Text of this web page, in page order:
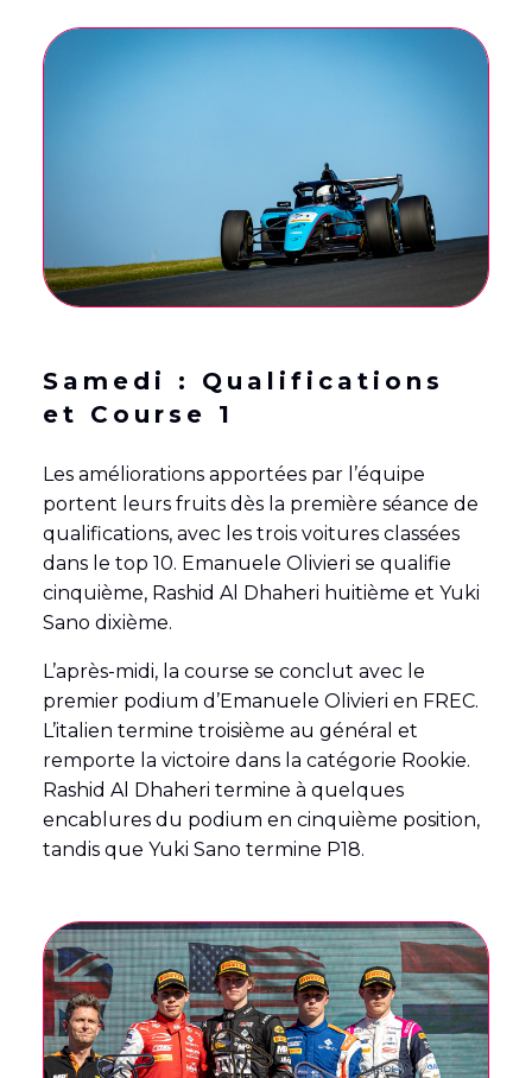
Samedi : Qualifications
et Course 1
Les améliorations apportées par l’équipe
portent leurs fruits dès la première séance de
qualifications, avec les trois voitures classées
dans le top 10. Emanuele Olivieri se qualifie
cinquième, Rashid Al Dhaheri huitième et Yuki
Sano dixième.
L’après-midi, la course se conclut avec le
premier podium d’Emanuele Olivieri en FREC.
L’italien termine troisième au général et
remporte la victoire dans la catégorie Rookie.
Rashid Al Dhaheri termine à quelques
encablures du podium en cinquième position,
tandis que Yuki Sano termine P18.